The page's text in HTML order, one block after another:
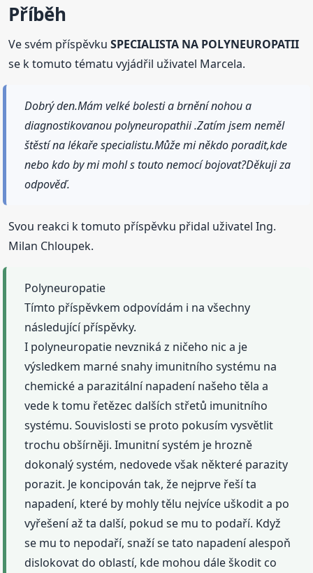
Příběh
Ve svém příspěvkuSPECIALISTA NA POLYNEUROPATII
se k tomuto tématu vyjádřil uživatel Marcela.
Dobrý den.Mám velké bolesti a brnění nohou a
diagnostikovanou polyneuropathii .Zatím jsem neměl
štěstí na lékaře specialistu.Může mi někdo poradit,kde
nebo kdo by mi mohl s touto nemocí bojovat?Děkuji za
odpověď.
Svou reakci k tomuto příspěvku přidal uživatel Ing.
Milan Chloupek.
Polyneuropatie
Tímto příspěvkem odpovídám i na všechny
následující příspěvky.
I polyneuropatie nevzniká z ničeho nic a je
výsledkem marné snahy imunitního systému na
chemické a parazitální napadení našeho těla a
vede k tomu řetězec dalších střetů imunitního
systému. Souvislosti se proto pokusím vysvětlit
trochu obšírněji. Imunitní systém je hrozně
dokonalý systém, nedovede však některé parazity
porazit. Je koncipován tak, že nejprve řeší ta
napadení, které by mohly tělu nejvíce uškodit a po
vyřešení až ta další, pokud se mu to podaří. Když
se mu to nepodaří, snaží se tato napadení alespoň
dislokovat do oblastí, kde mohou dále škodit co